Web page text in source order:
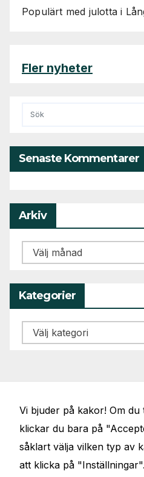
Populärt med julotta i
Fler nyheter
Senaste Kommentarer
Arkiv
Arkiv
Kategorier
Kategorier
Vi bjuder på kakor! Om
klickar du bara på
såklart välja vilken typ av
att klicka på "Inställningar".